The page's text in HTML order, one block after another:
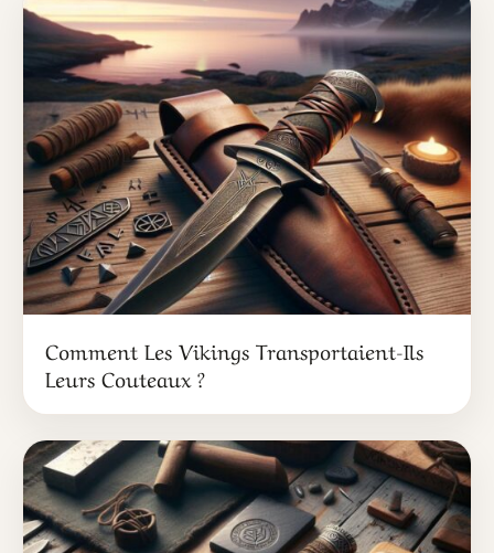
Comment Les Vikings Transportaient-Ils
Leurs Couteaux ?